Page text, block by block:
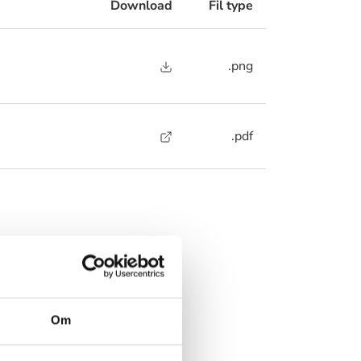
Om
Download Fil type
.png
.pdf